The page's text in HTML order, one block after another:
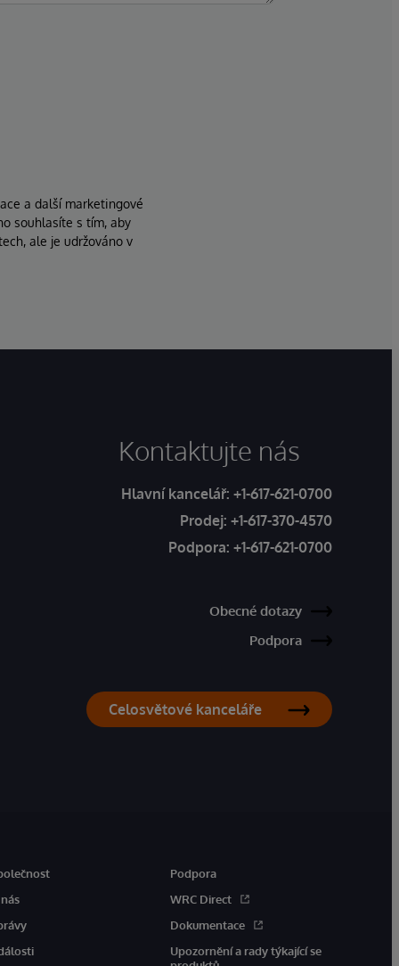
a další marketingové
souhlasíte s tím, aby
ale je udržováno v
Kontaktujte nás
Hlavní kancelář: +1-617-621-0700
Prodej: +1-617-370-4570
Podpora: +1-617-621-0700
Obecné dotazy
Podpora
Celosvětové kanceláře
Podpora
WRC Direct
Dokumentace
Upozornění a rady týkající se